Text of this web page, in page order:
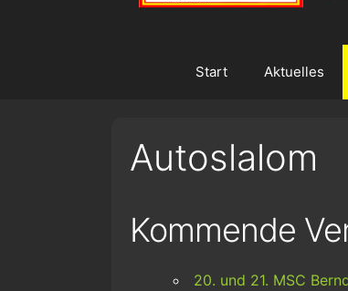
Start Aktuelles
Autoslalom
Kommende
20. und 21. MSC